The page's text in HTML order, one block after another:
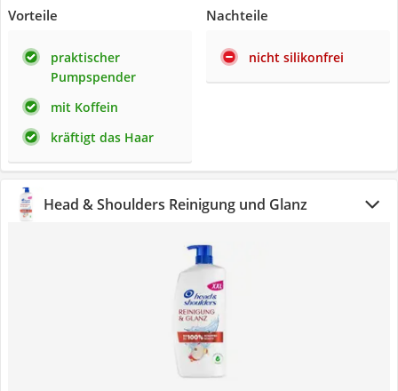
Vorteile
praktischer
Pumpspender
mit Koffein
kräftigt das Haar
Nachteile
nicht silikonfrei
Head & Shoulders Reinigung und Glanz